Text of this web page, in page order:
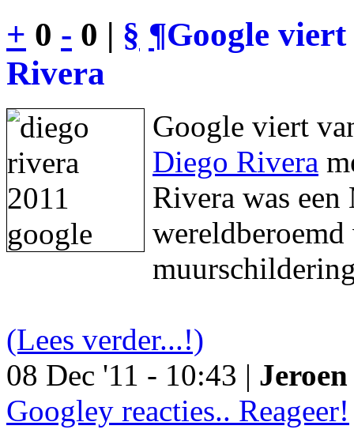
+ 0 - 0 | § ¶Google
Rivera
Google viert
Diego Rivera
Rivera was een
(Lees verder...!)
08 Dec '11 - 10:43 |
Googley reacties.. Reageer!